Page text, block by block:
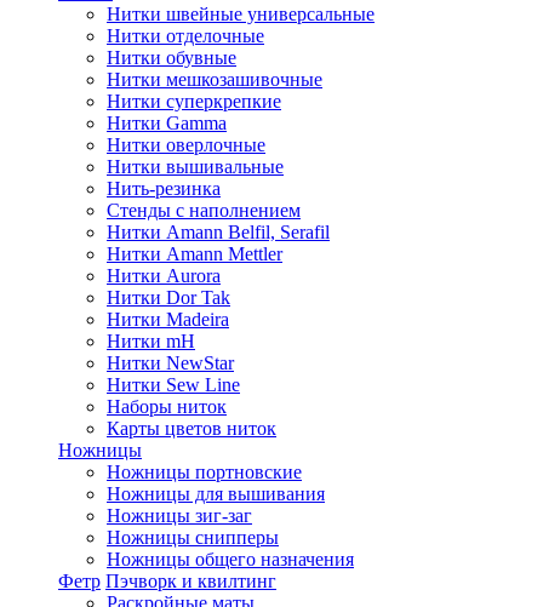
Нитки швейные универсальные
Нитки отделочные
Нитки обувные
Нитки мешкозашивочные
Нитки суперкрепкие
Нитки Gamma
Нитки оверлочные
Нитки вышивальные
Нить-резинка
Стенды с наполнением
Нитки Amann Belfil, Serafil
Нитки Amann Mettler
Нитки Aurora
Нитки Dor Tak
Нитки Madeira
Нитки mH
Нитки NewStar
Нитки Sew Line
Наборы ниток
Карты цветов ниток
Ножницы
Ножницы портновские
Ножницы для вышивания
Ножницы зиг-заг
Ножницы снипперы
Ножницы общего назначения
Фетр Пэчворк и квилтинг
Раскройные маты